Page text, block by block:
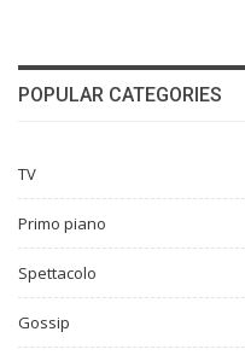
POPULAR CATEGORIES
TV
Primo piano
Spettacolo
Gossip